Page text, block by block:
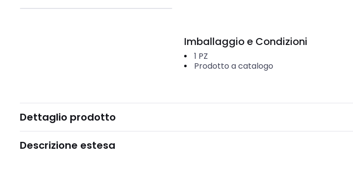
Imballaggio e Condizioni
1 PZ
Prodotto a catalogo
Dettaglio prodotto
Descrizione estesa